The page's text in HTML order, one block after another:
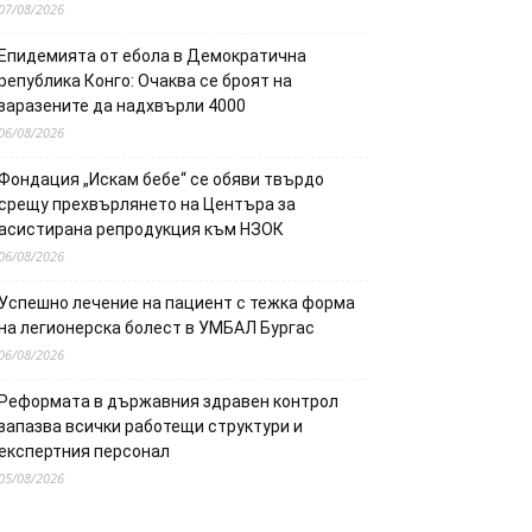
08/2026
от ебола в Демократична
Конго: Очаква се броят на
да надхвърли 4000
08/2026
„Искам бебе“ се обяви твърдо
прехвърлянето на Центъра за
репродукция към НЗОК
08/2026
лечение на пациент с тежка форма
легионерска болест в УМБАЛ Бургас
08/2026
в държавния здравен контрол
всички работещи структури и
персонал
08/2026